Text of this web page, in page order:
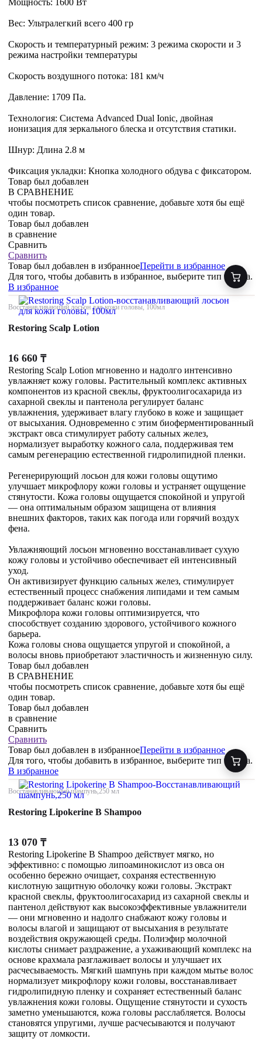
Мощность: 1600 Вт
Вес: Ультралегкий всего 400 гр
Скорость и температурный режим: 3 режима скорости и 3
режима настройки температуры
Скорость воздушного потока: 181 км/ч
Давление: 1709 Па.
Технология: Система Advanced Dual Ionic, двойная
ионизация для зеркального блеска и отсутствия статики.
Шнур: Длина 2.8 м
Фиксация укладки: Кнопка холодного обдува с фиксатором.
Товар был добавлен
В СРАВНЕНИЕ
чтобы посмотреть список сравнение, добавьте хотя бы ещё
один товар.
Товар был добавлен
в сравнение
Сравнить
Сравнить
Товар был добавлен в избранноеПерейти в избранное
Для того, чтобы добавить в избранное, выберите тип товара.
В избранное
Восстанавливающий лосьон для кожи головы, 100мл
Restoring Scalp Lotion
16 660 ₸
Restoring Scalp Lotion мгновенно и надолго интенсивно
увлажняет кожу головы. Растительный комплекс активных
компонентов из красной свеклы, фруктоолигосахарида из
сахарной свеклы и пантенола регулирует баланс
увлажнения, удерживает влагу глубоко в коже и защищает
от высыхания. Одновременно с этим биоферментированный
экстракт овса стимулирует работу сальных желез,
нормализует выработку кожного сала, поддерживая тем
самым регенерацию естественной гидролипидной пленки.
Регенерирующий лосьон для кожи головы ощутимо
улучшает микрофлору кожи головы и устраняет ощущение
стянутости. Кожа головы ощущается спокойной и упругой
— она оптимальным образом защищена от влияния
внешних факторов, таких как погода или горячий воздух
фена.
Увлажняющий лосьон мгновенно восстанавливает сухую
кожу головы и устойчиво обеспечивает ей интенсивный
уход.
Он активизирует функцию сальных желез, стимулирует
естественный процесс снабжения липидами и тем самым
поддерживает баланс кожи головы.
Микрофлора кожи головы оптимизируется, что
способствует созданию здорового, устойчивого кожного
барьера.
Кожа головы снова ощущается упругой и спокойной, а
волосы вновь приобретают эластичность и жизненную силу.
Товар был добавлен
В СРАВНЕНИЕ
чтобы посмотреть список сравнение, добавьте хотя бы ещё
один товар.
Товар был добавлен
в сравнение
Сравнить
Сравнить
Товар был добавлен в избранноеПерейти в избранное
Для того, чтобы добавить в избранное, выберите тип товара.
В избранное
Восстанавливающий шампунь,250 мл
Restoring Lipokerine B Shampoo
13 070 ₸
Restoring Lipokerine B Shampoo действует мягко, но
эффективно: с помощью липоаминокислот из овса он
особенно бережно очищает, сохраняя естественную
кислотную защитную оболочку кожи головы. Экстракт
красной свеклы, фруктоолигосахарид из сахарной свеклы и
пантенол действуют как высокоэффективные увлажнители
— они мгновенно и надолго снабжают кожу головы и
волосы влагой и защищают от высыхания в результате
воздействия окружающей среды. Полиэфир молочной
кислоты снимает раздражение, а ухаживающий комплекс на
основе крахмала разглаживает волосы и улучшает их
расчесываемость. Мягкий шампунь при каждом мытье волос
нормализует микрофлору кожи головы, восстанавливает
гидролипидную пленку и сохраняет естественный баланс
увлажнения кожи головы. Ощущение стянутости и сухость
заметно уменьшаются, кожа головы расслабляется. Волосы
становятся упругими, лучше расчесываются и получают
защиту от ломкости.